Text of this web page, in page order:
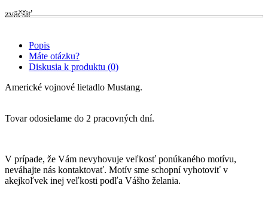
zväčšiť
Popis
Máte otázku?
Diskusia k produktu (0)
Americké vojnové lietadlo Mustang.
Tovar odosielame do 2 pracovných dní.
V prípade, že Vám nevyhovuje veľkosť ponúkaného motívu,
neváhajte nás kontaktovať. Motív sme schopní vyhotoviť v
akejkoľvek inej veľkosti podľa Vášho želania.